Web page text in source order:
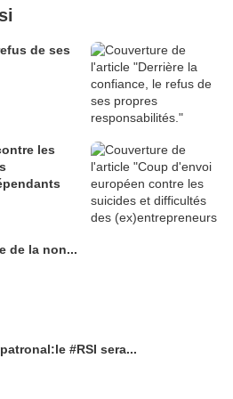
de ses
les
de la non...
#RSI sera...